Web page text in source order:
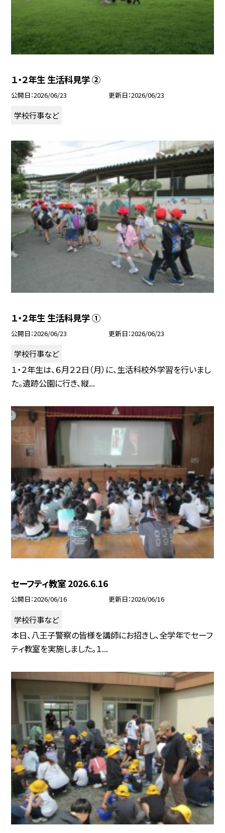
１・２年生 生活科見学 ②
公開日 2026/06/23 更新日 2026/06/23
学校行事など
１・２年生 生活科見学 ①
公開日 2026/06/23 更新日 2026/06/23
学校行事など
１・２年生は、６月２２日（月）に、生活科校外学習を行いまし
た。遺跡公園に行き、縦...
セーフティ教室 2026.6.16
公開日 2026/06/16 更新日 2026/06/16
学校行事など
本日、八王子警察の皆様を講師にお招きし、全学年でセーフ
ティ教室を実施しました。１...